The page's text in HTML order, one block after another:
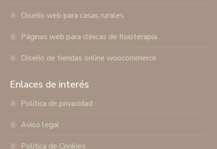
Diseño web para casas rurales
Páginas web para clínicas de fisioterapia
Diseño de tiendas online woocommerce
Enlaces de interés
Política de privacidad
Aviso legal
Política de Cookies